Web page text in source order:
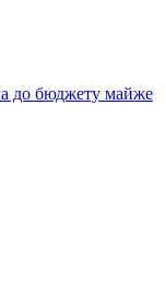
до бюджету майже